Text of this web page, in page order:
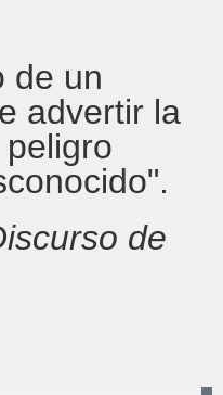
de un
advertir la
de